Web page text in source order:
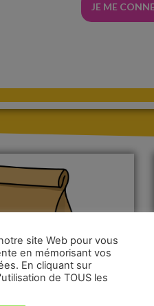
JE ME
site Web pour vous
en mémorisant vos
En cliquant sur
de TOUS les